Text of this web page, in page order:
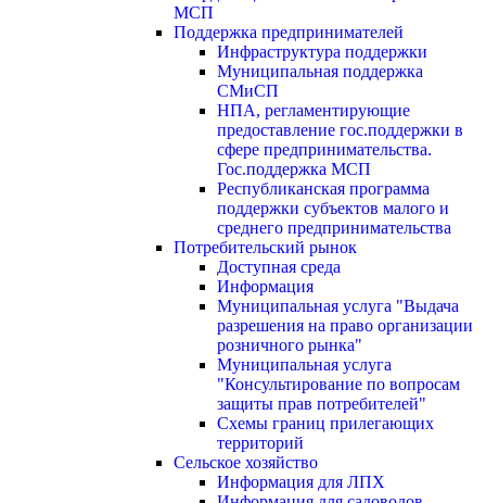
МСП
Поддержка предпринимателей
Инфраструктура поддержки
Муниципальная поддержка
СМиСП
НПА, регламентирующие
предоставление гос.поддержки в
сфере предпринимательства.
Гос.поддержка МСП
Республиканская программа
поддержки субъектов малого и
среднего предпринимательства
Потребительский рынок
Доступная среда
Информация
Муниципальная услуга "Выдача
разрешения на право организации
розничного рынка"
Муниципальная услуга
"Консультирование по вопросам
защиты прав потребителей"
Схемы границ прилегающих
территорий
Сельское хозяйство
Информация для ЛПХ